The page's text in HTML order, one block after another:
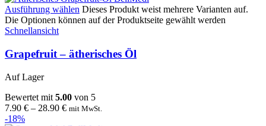
Ausführung wählen Dieses Produkt weist mehrere Varianten auf.
Die Optionen können auf der Produktseite gewählt werden
Schnellansicht
Grapefruit – ätherisches Öl
Auf Lager
Bewertet mit 5.00 von 5
7.90 € – 28.90 € mit MwSt.
-18%